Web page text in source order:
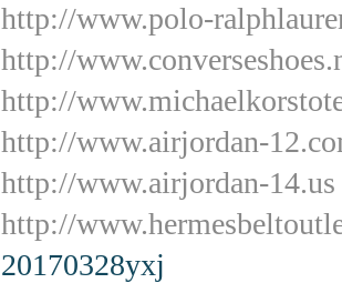
http://www.polo-
http://
http://
http://www.airjordan-
http://www.airjordan-14.us
http://
20170328yxj